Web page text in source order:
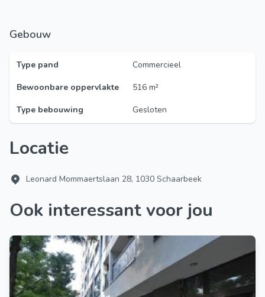
Gebouw
Type pand
Commercieel
Bewoonbare oppervlakte
516 m²
Type bebouwing
Gesloten
Locatie
Leonard Mommaertslaan 28, 1030 Schaarbeek
Ook interessant voor jou